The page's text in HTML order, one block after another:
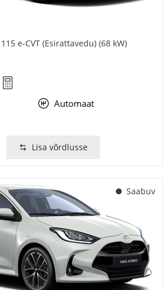
e-CVT (Esirattavedu) (68 kW)
Automaat
Lisa võrdlusse
Saabuv